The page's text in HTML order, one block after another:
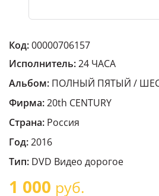
Код:00000706157
Исполнитель:24 ЧАСА
Альбом: ПОЛНЫЙ ПЯТЫЙ /
Фирма:20th CENTURY
Страна: Россия
Год:2016
Тип: DVD Видео дорогое
1 000 руб.